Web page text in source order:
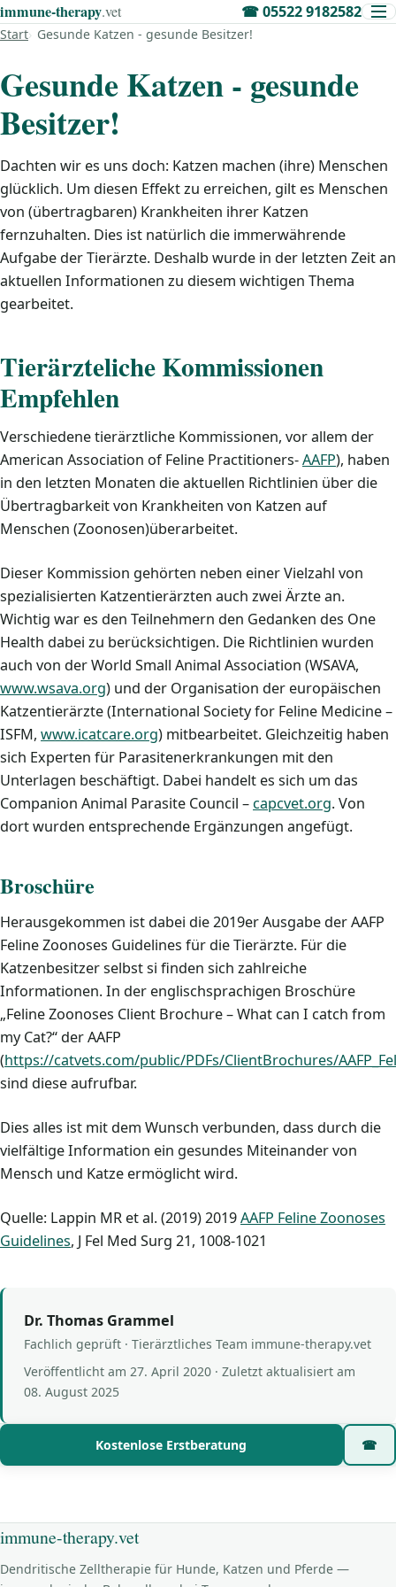
immune‑therapy.vet ☎05522 9182582
Start Gesunde Katzen - gesunde Besitzer!
Gesunde Katzen - gesunde
Besitzer!
Dachten wir es uns doch: Katzen machen (ihre) Menschen
glücklich. Um diesen Effekt zu erreichen, gilt es Menschen
von (übertragbaren) Krankheiten ihrer Katzen
fernzuhalten. Dies ist natürlich die immerwährende
Aufgabe der Tierärzte. Deshalb wurde in der letzten Zeit an
aktuellen Informationen zu diesem wichtigen Thema
gearbeitet.
Tierärzteliche Kommissionen
Empfehlen
Verschiedene tierärztliche Kommissionen, vor allem der
American Association of Feline Practitioners-AAFP), haben
in den letzten Monaten die aktuellen Richtlinien über die
Übertragbarkeit von Krankheiten von Katzen auf
Menschen (Zoonosen)überarbeitet.
Dieser Kommission gehörten neben einer Vielzahl von
spezialisierten Katzentierärzten auch zwei Ärzte an.
Wichtig war es den Teilnehmern den Gedanken des One
Health dabei zu berücksichtigen. Die Richtlinien wurden
auch von der World Small Animal Association (WSAVA,
www.wsava.org) und der Organisation der europäischen
Katzentierärzte (International Society for Feline Medicine –
ISFM, www.icatcare.org) mitbearbeitet. Gleichzeitig haben
sich Experten für Parasitenerkrankungen mit den
Unterlagen beschäftigt. Dabei handelt es sich um das
Companion Animal Parasite Council – capcvet.org. Von
dort wurden entsprechende Ergänzungen angefügt.
Broschüre
Herausgekommen ist dabei die 2019er Ausgabe der AAFP
Feline Zoonoses Guidelines für die Tierärzte. Für die
Katzenbesitzer selbst si finden sich zahlreiche
Informationen. In der englischsprachigen Broschüre
„Feline Zoonoses Client Brochure – What can I catch from
my Cat?“ der AAFP
(https://catvets.com/public/PDFs/ClientBrochures/
sind diese aufrufbar.
Dies alles ist mit dem Wunsch verbunden, dass durch die
vielfältige Information ein gesundes Miteinander von
Mensch und Katze ermöglicht wird.
Quelle: Lappin MR et al. (2019) 2019AAFP Feline Zoonoses
Guidelines, J Fel Med Surg 21, 1008-1021
Dr. Thomas Grammel
Fachlich geprüft · Tierärztliches Team immune-therapy.vet
Veröffentlicht am 27. April 2020 · Zuletzt aktualisiert am
08. August 2025
Kostenlose Erstberatung ☎
immune-therapy.vet
Dendritische Zelltherapie für Hunde, Katzen und Pferde —